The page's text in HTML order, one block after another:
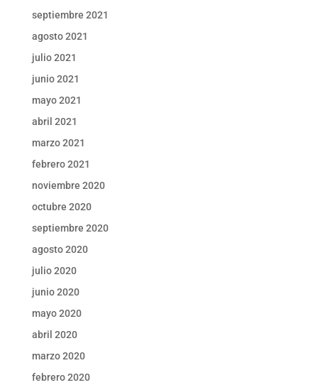
septiembre 2021
agosto 2021
julio 2021
junio 2021
mayo 2021
abril 2021
marzo 2021
febrero 2021
noviembre 2020
octubre 2020
septiembre 2020
agosto 2020
julio 2020
junio 2020
mayo 2020
abril 2020
marzo 2020
febrero 2020